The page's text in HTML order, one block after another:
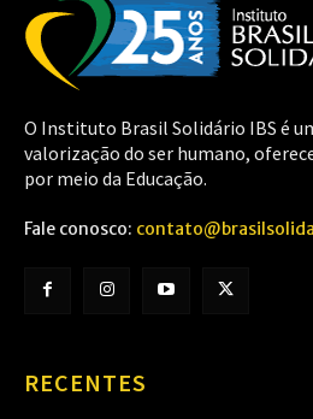
O Instituto Brasil Solidário IBS é
valorização do ser humano,
por meio da Educação.
Fale conosco:
RECENTES